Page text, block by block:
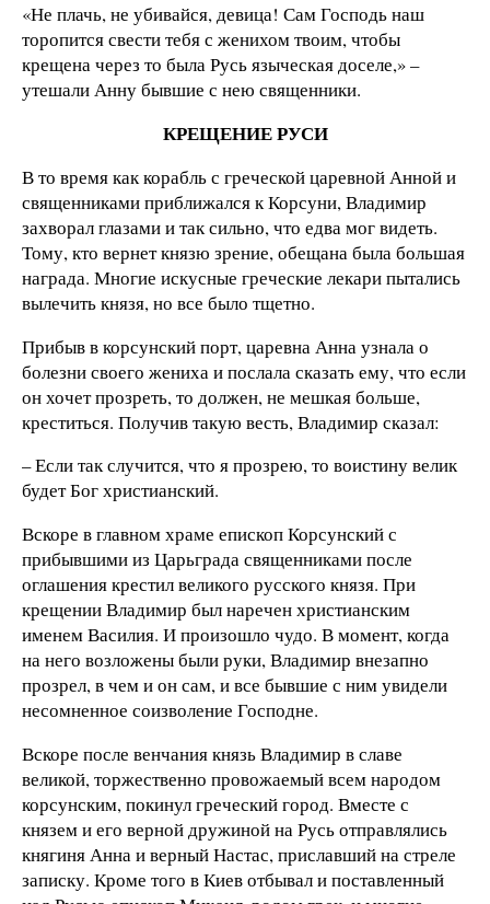
«Не плачь, не убивайся, девица! Сам Господь наш
торопится свести тебя с женихом твоим, чтобы
крещена через то была Русь языческая доселе,» –
утешали Анну бывшие с нею священники.
КРЕЩЕНИЕ РУСИ
В то время как корабль с греческой царевной Анной и
священниками приближался к Корсуни, Владимир
захворал глазами и так сильно, что едва мог видеть.
Тому, кто вернет князю зрение, обещана была большая
награда. Многие искусные греческие лекари пытались
вылечить князя, но все было тщетно.
Прибыв в корсунский порт, царевна Анна узнала о
болезни своего жениха и послала сказать ему, что если
он хочет прозреть, то должен, не мешкая больше,
креститься. Получив такую весть, Владимир сказал:
– Если так случится, что я прозрею, то воистину велик
будет Бог христианский.
Вскоре в главном храме епископ Корсунский с
прибывшими из Царьграда священниками после
оглашения крестил великого русского князя. При
крещении Владимир был наречен христианским
именем Василия. И произошло чудо. В момент, когда
на него возложены были руки, Владимир внезапно
прозрел, в чем и он сам, и все бывшие с ним увидели
несомненное соизволение Господне.
Вскоре после венчания князь Владимир в славе
великой, торжественно провожаемый всем народом
корсунским, покинул греческий город. Вместе с
князем и его верной дружиной на Русь отправлялись
княгиня Анна и верный Настас, приславший на стреле
записку. Кроме того в Киев отбывал и поставленный